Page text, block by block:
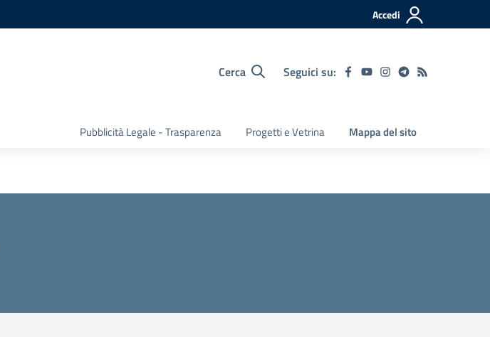
Accedi
Cerca Seguici su:
Pubblicità Legale - Trasparenza Progetti e Vetrina Mappa del sito